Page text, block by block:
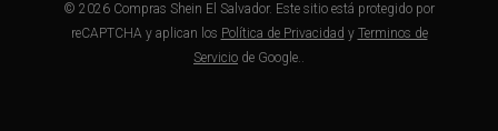
© 2026 Compras Shein El Salvador. Este sitio está protegido por
reCAPTCHA y aplican los Política de Privacidad y Terminos de
Servicio de Google..